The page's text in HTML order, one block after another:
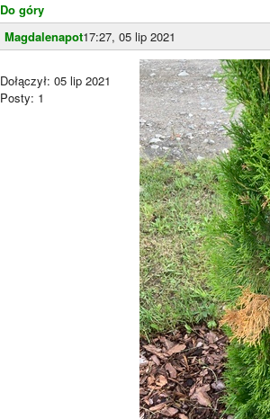
Do góry
Magdalenapot17:27, 05 lip 2021
Dołączył: 05 lip 2021
Posty: 1